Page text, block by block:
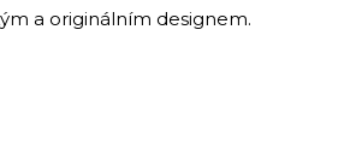
a originálním designem.